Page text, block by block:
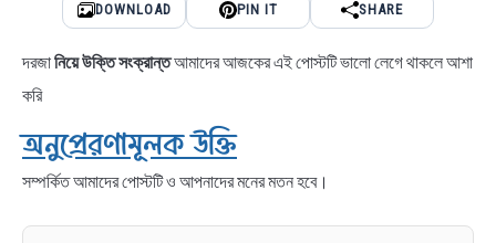
DOWNLOAD PIN IT SHARE
দরজানিয়ে উক্তি সংক্রান্তআমাদের আজকের এই পোস্টটি ভালো লেগে থাকলে আশা
করি
অনুপ্রেরণামূলক উক্তি
সম্পর্কিত আমাদের পোস্টটি ও আপনাদের মনের মতন হবে।